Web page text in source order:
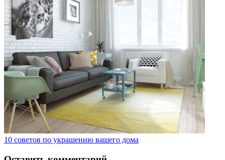
10 советов по украшению вашего дома